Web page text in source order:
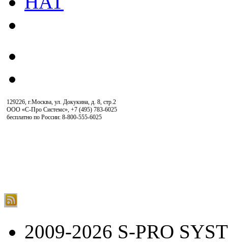
129226, г.Москва, ул. Докукина, д. 8, стр.2
ООО «С-Про Системс» +7 (495) 783-6025
бесплатно по России: 8-800-555-6025
2009-2026 S-PRO